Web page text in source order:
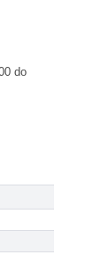
do